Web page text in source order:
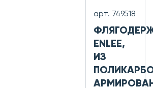
арт. 749518
ENLEE,
ИЗ